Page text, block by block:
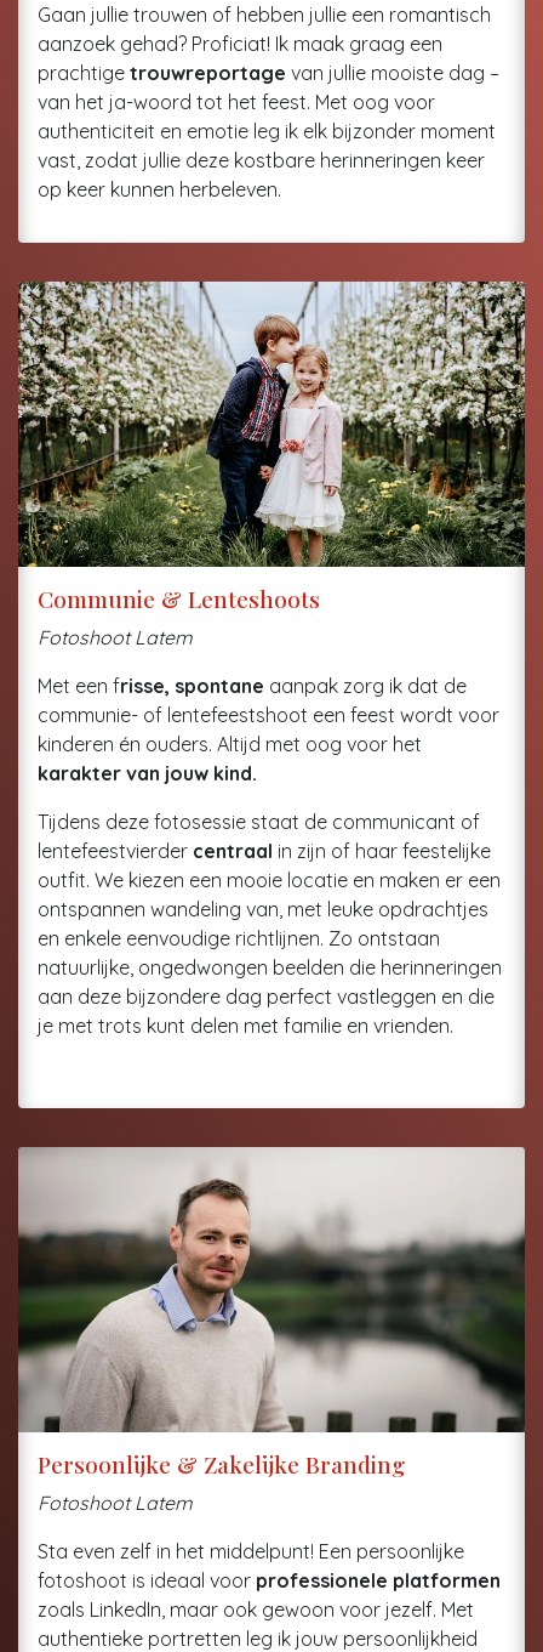
Gaan jullie trouwen of hebben jullie een romantisch
aanzoek gehad? Proficiat! Ik maak graag een
prachtige trouwreportage van jullie mooiste dag –
van het ja-woord tot het feest. Met oog voor
authenticiteit en emotie leg ik elk bijzonder moment
vast, zodat jullie deze kostbare herinneringen keer
op keer kunnen herbeleven.
Communie & Lenteshoots
Fotoshoot Latem
Met een frisse, spontane aanpak zorg ik dat de
communie- of lentefeestshoot een feest wordt voor
kinderen én ouders. Altijd met oog voor het
karakter van jouw kind.
Tijdens deze fotosessie staat de communicant of
lentefeestvierder centraal in zijn of haar feestelijke
outfit. We kiezen een mooie locatie en maken er een
ontspannen wandeling van, met leuke opdrachtjes
en enkele eenvoudige richtlijnen. Zo ontstaan
natuurlijke, ongedwongen beelden die herinneringen
aan deze bijzondere dag perfect vastleggen en die
je met trots kunt delen met familie en vrienden.
Persoonlijke & Zakelijke Branding
Fotoshoot Latem
Sta even zelf in het middelpunt! Een persoonlijke
fotoshoot is ideaal voor professionele platformen
zoals LinkedIn, maar ook gewoon voor jezelf. Met
authentieke portretten leg ik jouw persoonlijkheid